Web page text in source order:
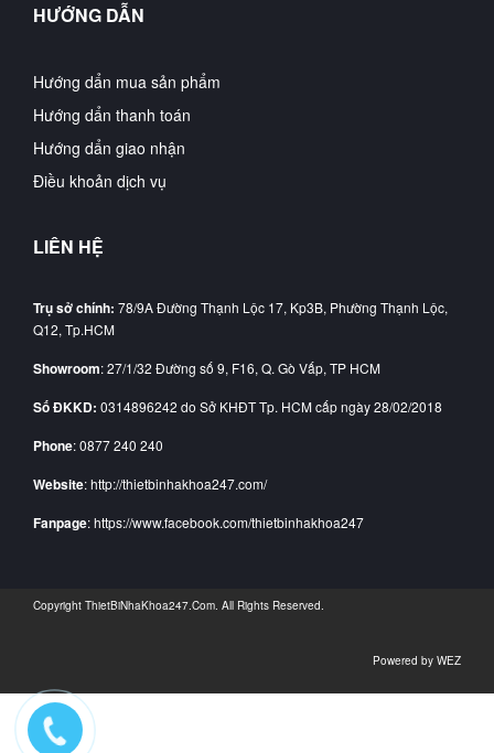
HƯỚNG DẪN
Hướng dẩn mua sản phẩm
Hướng dẩn thanh toán
Hướng dẩn giao nhận
Điều khoản dịch vụ
LIÊN HỆ
Trụ sở chính: 78/9A Đường Thạnh Lộc 17, Kp3B, Phường Thạnh Lộc,
Q12, Tp.HCM
Showroom: 27/1/32 Đường số 9, F16, Q. Gò Vấp, TP HCM
Số ĐKKD: 0314896242 do Sở KHĐT Tp. HCM cấp ngày 28/02/2018
Phone: 0877 240 240
Website: http://thietbinhakhoa247.com/
Fanpage: https://www.facebook.com/thietbinhakhoa247
Copyright ThietBiNhaKhoa247.Com . All Rights Reserved.
Powered by WEZ